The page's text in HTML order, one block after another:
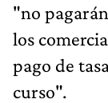
"no
los
pago de
curso".